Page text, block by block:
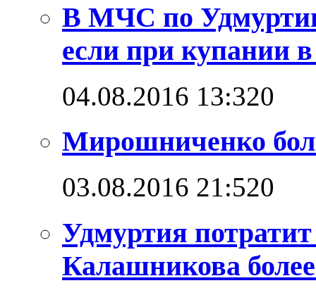
В МЧС по
если при купании
04.08.2016 13:320
Мирошниченко
03.08.2016 21:520
Удмуртия
Калашникова